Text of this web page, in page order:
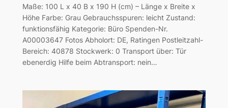
Maße: 100 L x 40 B x 190 H (cm) – Länge x Breite x
Höhe Farbe: Grau Gebrauchsspuren: leicht Zustand:
funktionsfähig Kategorie: Büro Spenden-Nr.
A00003647 Fotos Abholort: DE, Ratingen Postleitzahl-
Bereich: 40878 Stockwerk: 0 Transport über: Tür
ebenerdig Hilfe beim Abtransport: nein…